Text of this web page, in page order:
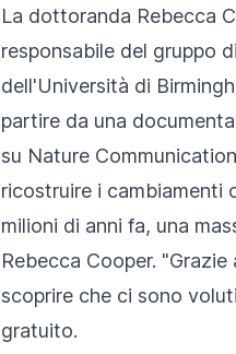
La dottoranda Rebecca
responsabile del gruppo
dell'Università di
partire da una
su Nature
ricostruire i cambiamenti
milioni di anni fa, una
Rebecca Cooper.
scoprire che ci sono
gratuito.